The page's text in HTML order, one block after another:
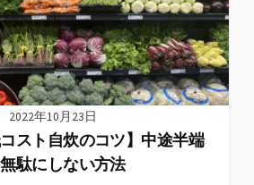
2022年10月23日
コスト自炊のコツ】中途半端
駄にしない方法